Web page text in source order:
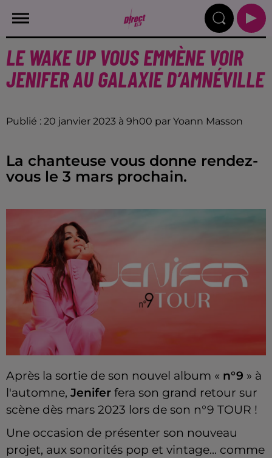
LE WAKE UP VOUS EMMÈNE VOIR
JENIFER AU GALAXIE D’AMNÉVILLE
Publié : 20 janvier 2023 à 9h00 par Yoann Masson
La chanteuse vous donne rendez-
vous le 3 mars prochain.
Après la sortie de son nouvel album « n°9 » à
l'automne, Jenifer fera son grand retour sur
scène dès mars 2023 lors de son n°9 TOUR !
Une occasion de présenter son nouveau
projet, aux sonorités pop et vintage... comme